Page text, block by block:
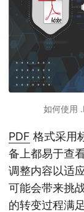
如何使用
PDF 格式采用
备上都易于查
调整内容以适
可能会带来挑
的转变过程满